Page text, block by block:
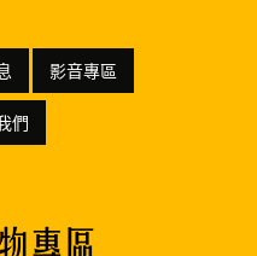
影音專區
們